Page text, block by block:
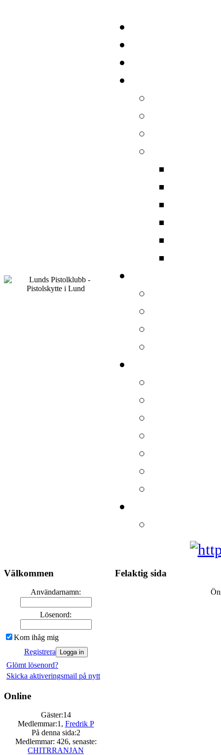
Välkommen
Användarnamn:
Lösenord:
Kom ihåg mig
Registrera
Glömt lösenord?
Skicka aktiveringsmail på nytt
Online
Gäster:14
Medlemmar:1, Fredrik P
På denna sida:2
Medlemmar: 426, senaste:
CHITRRANJAN
Felaktig sida